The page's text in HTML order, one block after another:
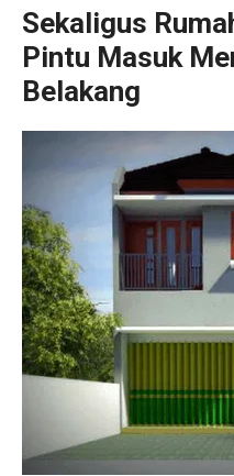
Sekaligus
Pintu Masuk
Belakang